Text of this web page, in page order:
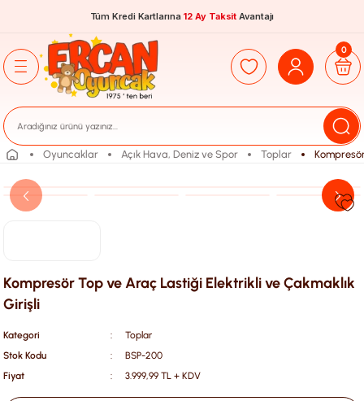
Tüm Kredi Kartlarına 12 Ay Taksit Avantajı
0
Oyuncaklar Açık Hava, Deniz ve Spor Toplar
Kompresör Top ve Araç Lastiği Elektrikli ve Çakmaklık
Girişli
Kategori
Toplar
Stok Kodu
BSP-200
Fiyat
3.999,99 TL + KDV